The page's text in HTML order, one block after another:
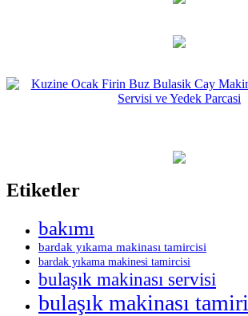
Etiketler
bakımı
bardak yıkama makinası tamircisi
bardak yıkama makinesi tamircisi
bulaşık makinası servisi
bulaşık makinası tamiri